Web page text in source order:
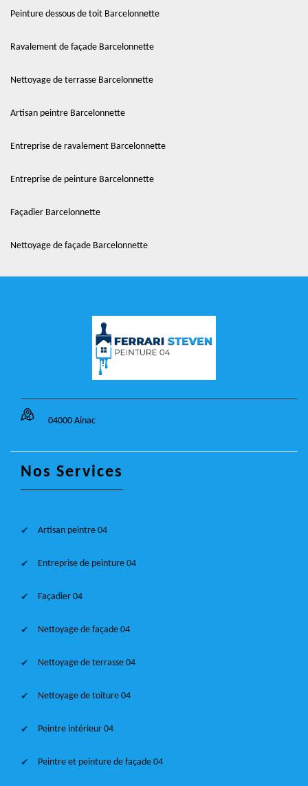
Peinture dessous de toit Barcelonnette
Ravalement de façade Barcelonnette
Nettoyage de terrasse Barcelonnette
Artisan peintre Barcelonnette
Entreprise de ravalement Barcelonnette
Entreprise de peinture Barcelonnette
Façadier Barcelonnette
Nettoyage de façade Barcelonnette
04000 Ainac
Nos Services
Artisan peintre 04
Entreprise de peinture 04
Façadier 04
Nettoyage de façade 04
Nettoyage de terrasse 04
Nettoyage de toiture 04
Peintre intérieur 04
Peintre et peinture de façade 04